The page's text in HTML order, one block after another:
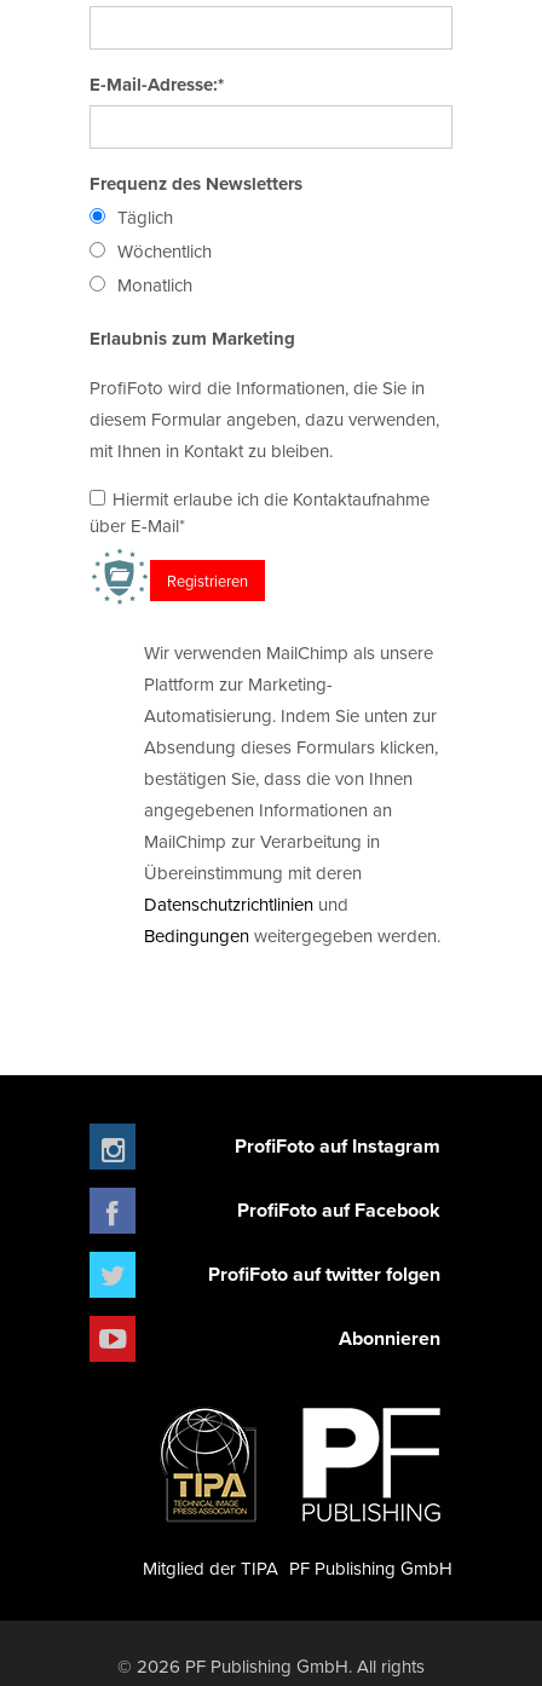
E-Mail-Adresse:*
Frequenz des Newsletters
Täglich
Wöchentlich
Monatlich
Erlaubnis zum Marketing
ProfiFoto wird die Informationen, die Sie in
diesem Formular angeben, dazu verwenden,
mit Ihnen in Kontakt zu bleiben.
Hiermit erlaube ich die Kontaktaufnahme
über E-Mail*
Wir verwenden MailChimp als unsere
Plattform zur Marketing-
Automatisierung. Indem Sie unten zur
Absendung dieses Formulars klicken,
bestätigen Sie, dass die von Ihnen
angegebenen Informationen an
MailChimp zur Verarbeitung in
Übereinstimmung mit deren
Datenschutzrichtlinien und
Bedingungenweitergegeben werden.
ProfiFoto auf Instagram
ProfiFoto auf Facebook
ProfiFoto auf twitter folgen
Abonnieren
PF Publishing GmbH
Mitglied der TIPA
© 2026 PF Publishing GmbH. All rights